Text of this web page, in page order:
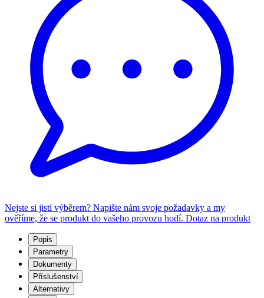
Nejste si jistí výběrem? Napište nám svoje požadavky a my
ověříme, že se produkt do vašeho provozu hodí. Dotaz na produkt
Popis
Parametry
Dokumenty
Příslušenství
Alternativy